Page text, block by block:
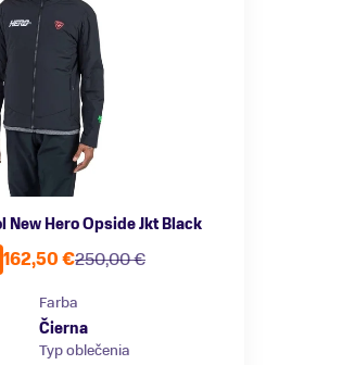
New Hero Opside Jkt Black
250,00 €
162,50 €
Farba
Čierna
Typ oblečenia